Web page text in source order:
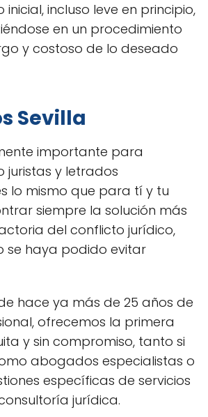
incluso leve en principio,
en un procedimiento
y costoso de lo deseado
Sevilla
importante para
juristas y letrados
lo mismo que para tí y tu
siempre la solución más
del conflicto jurídico,
se haya podido evitar
hace ya más de 25 años de
ofrecemos la primera
y sin compromiso, tanto si
abogados especialistas o
específicas de servicios
jurídica.